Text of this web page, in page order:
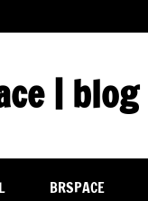
| blog
BRSPACE